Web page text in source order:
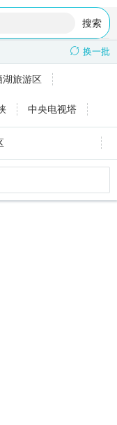
搜索
 换一批
湖旅游区
中央电视塔